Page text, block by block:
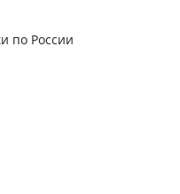
по России